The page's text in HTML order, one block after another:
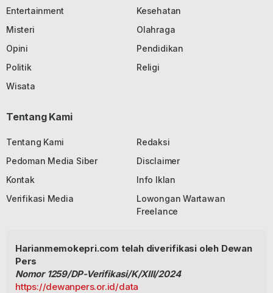
Entertainment
Kesehatan
Misteri
Olahraga
Opini
Pendidikan
Politik
Religi
Wisata
Tentang Kami
Tentang Kami
Redaksi
Pedoman Media Siber
Disclaimer
Kontak
Info Iklan
Verifikasi Media
Lowongan Wartawan
Freelance
Harianmemokepri.com telah diverifikasi oleh Dewan
Pers
Nomor 1259/DP-Verifikasi/K/XIII/2024
https://dewanpers.or.id/data